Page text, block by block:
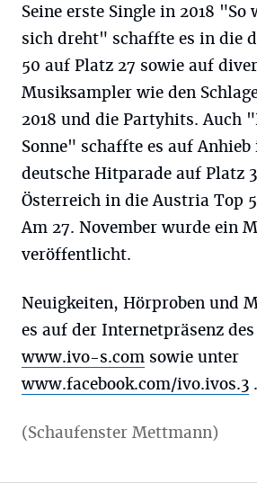
Seine erste Single in 2018 "So
sich dreht" schaffte es in die
50 auf Platz 27 sowie auf
Musiksampler wie den
2018 und die Partyhits. Auch
Sonne" schaffte es auf Anhieb
deutsche Hitparade auf Platz
Österreich in die Austria Top
Am 27. November wurde ein
veröffentlicht.
Neuigkeiten, Hörproben und
es auf der Internetpräsenz des
www.ivo-s.com sowie unter
www.facebook.com/ivo.ivos.3 .
(Schaufenster Mettmann)